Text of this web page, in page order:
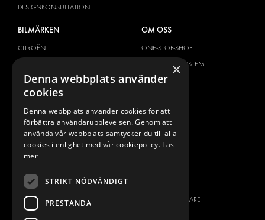
DESIGNKONSULTATION
BILMÄRKEN
CITROËN
FIAT
FORD
HYUNDAI
IVECO
MAN
MAXUS
MERCEDES
NISSAN
OPEL
OM OSS
ONE-STOP-SHOP
OM MODUL-SYSTEM
BROSCHYRER
NYHETER
KONTAKT
KONTAKTA OSS
BLI ÅTERFÖRSÄLJARE
×
Denna webbplats använder
cookies
Denna webbplats använder cookies för att
förbättra användarupplevelsen. Genom att
använda vår webbplats samtycker du till alla
cookies i enlighet med vår cookiepolicy. Läs
mer
STRIKT NÖDVÄNDIGT
PRESTANDA